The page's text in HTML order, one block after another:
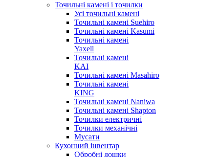
Точильні камені і точилки
Усі точильні камені
Точильні камені Suehiro
Точильні камені Kasumi
Точильні камені
Yaxell
Точильні камені
KAI
Точильні камені Masahiro
Точильні камені
KING
Точильні камені Naniwa
Точильні камені Shapton
Точилки електричні
Точилки механічні
Мусати
Кухонний інвентар
Обробні дошки